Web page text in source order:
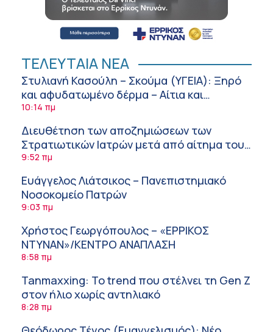
ΤΕΛΕΥΤΑΙΑ ΝΕΑ
Στυλιανή Κασούλη – Σκούμα (ΥΓΕΙΑ): Ξηρό
και αφυδατωμένο δέρμα – Αίτια και
αντιμετώπιση
10:14 πμ
Διευθέτηση των αποζημιώσεων των
Στρατιωτικών Ιατρών μετά από αίτημα του
ΙΣΑ
9:52 πμ
Ευάγγελος Λιάτσικος – Πανεπιστημιακό
Νοσοκομείο Πατρών
9:03 πμ
Χρήστος Γεωργόπουλος – «ΕΡΡΙΚΟΣ
ΝΤΥΝΑΝ»/ΚΕΝΤΡΟ ΑΝΑΠΛΑΣΗ
8:58 πμ
Tanmaxxing: To trend που στέλνει τη Gen Z
στον ήλιο χωρίς αντηλιακό
8:28 πμ